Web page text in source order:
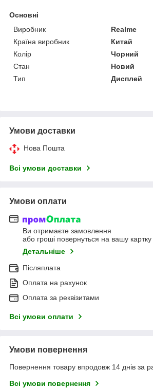
Основні
Виробник
Realme
Країна виробник
Китай
Колір
Чорний
Стан
Новий
Тип
Дисплей
Умови доставки
Нова Пошта
Всі умови доставки
Умови оплати
Ви отримаєте замовлення
або гроші повернуться на вашу картку
Детальніше
Післяплата
Оплата на рахунок
Оплата за реквізитами
Всі умови оплати
Умови повернення
Повернення товару впродовж 14 днів за
Всі умови повернення